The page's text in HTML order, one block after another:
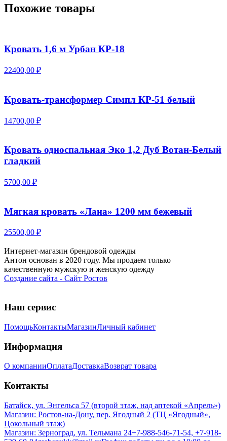
Похожие товары
Кровать 1,6 м Урбан КР-18
22400,00 ₽
Кровать-трансформер Симпл КР-51 белый
14700,00 ₽
Кровать односпальная Эко 1,2 Дуб Вотан-Белый
гладкий
5700,00 ₽
Мягкая кровать «Лана» 1200 мм бежевый
25500,00 ₽
Интернет-магазин брендовой одежды
Антон основан в 2020 году. Мы продаем только
качественную мужскую и женскую одежду
Создание сайта - Сайт Ростов
Наш сервис
ПомощьКонтактыМагазинЛичный кабинет
Информация
О компанииОплатаДоставкаВозврат товара
Контакты
Батайск, ул. Энгельса 57 (второй этаж, над аптекой «Апрель»)
Магазин: Ростов-на-Дону, пер. Ягодный 2 (ТЦ «Ягодный»,
Цокольный этаж)
Магазин: Зерноград, ул. Тельмана 24+7-988-546-71-54, +7-918-